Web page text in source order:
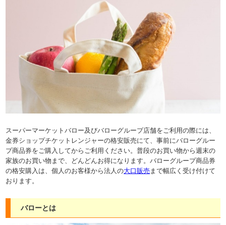
スーパーマーケットバロー及びバローグループ店舗をご利用の際には、
金券ショップチケットレンジャーの格安販売にて、事前にバローグルー
プ商品券をご購入してからご利用ください。普段のお買い物から週末の
家族のお買い物まで、どんどんお得になります。バローグループ商品券
の格安購入は、個人のお客様から法人の大口販売 まで幅広く受け付けて
おります。
バローとは